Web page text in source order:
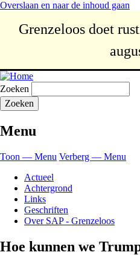
Overslaan en naar de inhoud gaan
Grenzeloos doet
Zoeken
Menu
Toon — Menu Verberg — Menu
Actueel
Achtergrond
Links
Geschriften
Over SAP - Grenzeloos
Hoe kunnen we